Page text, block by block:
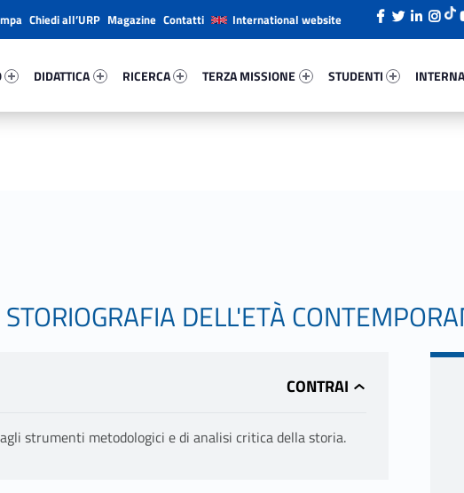
DIDATTICA
RICERCA
TERZA MISSIONE
STUDENTI
Chiedi all’URP Magazine Contatti International website
DELL'ETÀ
strumenti metodologici e di analisi critica della storia.